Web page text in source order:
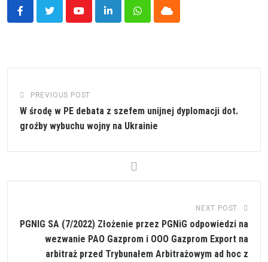
YoutubeLinkedInWhatsappCloud
PREVIOUS POST
W środę w PE debata z szefem unijnej dyplomacji dot.
groźby wybuchu wojny na Ukrainie
NEXT POST
PGNIG SA (7/2022) Złożenie przez PGNiG odpowiedzi na
wezwanie PAO Gazprom i OOO Gazprom Export na
arbitraż przed Trybunałem Arbitrażowym ad hoc z